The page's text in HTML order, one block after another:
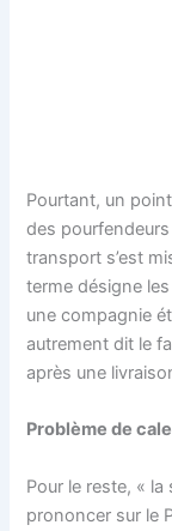
Pourtant, un
des
transport s’est
terme désigne
une compagnie
autrement dit le
après une
Problème de
Pour le reste, «
prononcer sur le